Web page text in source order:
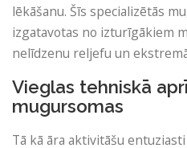
lēkāšanu. Šīs specializētās
izgatavotas no izturīgākiem
nelīdzenu reljefu un
Vieglas tehniskā
mugursomas
Tā kā āra aktivitāšu